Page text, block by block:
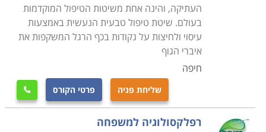
היסטוריה של התחום, טכניקות טיפול, מפת כף הרגל, טיפול
בכף היד, שילוב טיפול אלטרנטיבי עם טיפול קונבנציונאלי,
בניית תוכנית טיפולית, אבחון על ידי התבוננות בכף הרגל
ועוד. ההתמחויות הקיימות בתחום זה כוללות: רפלקסולוגיה
לילדים, לנשים הרות, לגיל השלישי, כטיפול בבעיות נשימה
העתיקה, והינה אחת משיטות הטיפול המוקדמות
בעולם. שיטת טיפול טבעית הנעשית באמצעות
עיסוי ולחיצות על נקודות בכף הרגל המשקפות את
איברי הגוף
חיפה
שליחת פניה פרטי הקורס 
רפלקסולוגיה למשפחה